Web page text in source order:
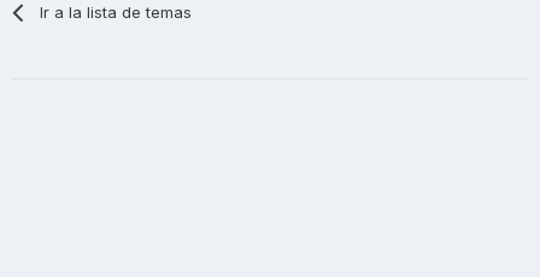
Ir a la lista de temas